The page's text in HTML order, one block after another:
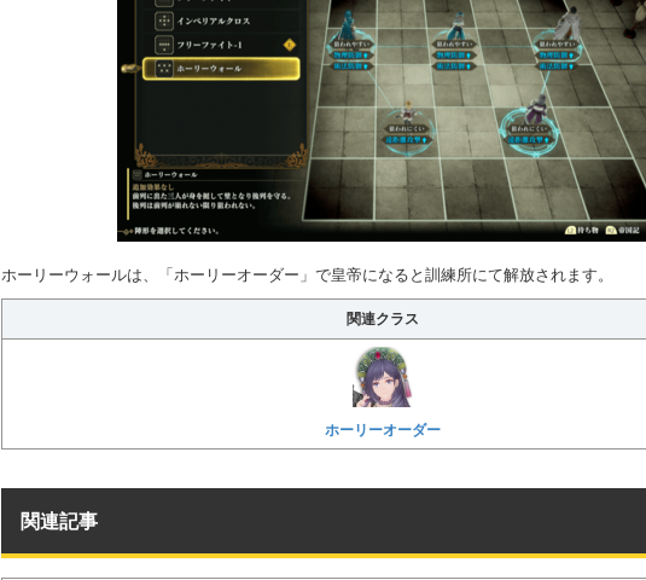
ホーリーウォールは、「ホーリーオーダー」で皇帝になると訓練所にて解放されます。
関連クラス
ホーリーオーダー
関連記事